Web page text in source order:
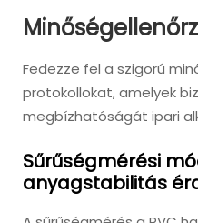
Fedezze fel a szigorú
protokollokat, amelyek
megbízhatóságát ipari
Sűrűségmérési
anyagstabilitás